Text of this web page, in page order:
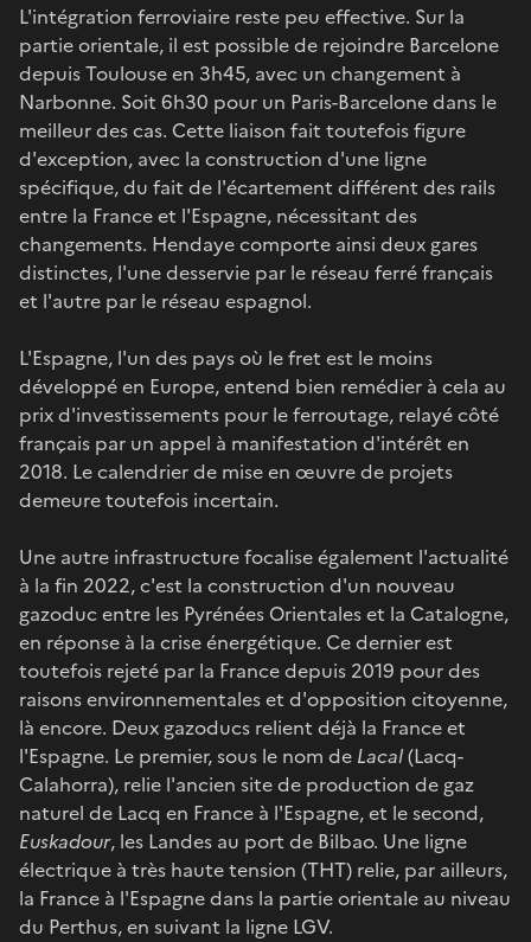
L'intégration ferroviaire reste peu effective. Sur la
partie orientale, il est possible de rejoindre Barcelone
depuis Toulouse en 3h45, avec un changement à
Narbonne. Soit 6h30 pour un Paris-Barcelone dans le
meilleur des cas. Cette liaison fait toutefois figure
d'exception, avec la construction d'une ligne
spécifique, du fait de l'écartement différent des rails
entre la France et l'Espagne, nécessitant des
changements. Hendaye comporte ainsi deux gares
distinctes, l'une desservie par le réseau ferré français
et l'autre par le réseau espagnol.
L'Espagne, l'un des pays où le fret est le moins
développé en Europe, entend bien remédier à cela au
prix d'investissements pour le ferroutage, relayé côté
français par un appel à manifestation d'intérêt en
2018. Le calendrier de mise en œuvre de projets
demeure toutefois incertain.
Une autre infrastructure focalise également l'actualité
à la fin 2022, c'est la construction d'un nouveau
gazoduc entre les Pyrénées Orientales et la Catalogne,
en réponse à la crise énergétique. Ce dernier est
toutefois rejeté par la France depuis 2019 pour des
raisons environnementales et d'opposition citoyenne,
là encore. Deux gazoducs relient déjà la France et
l'Espagne. Le premier, sous le nom de Lacal(Lacq-
Calahorra), relie l'ancien site de production de gaz
naturel de Lacq en France à l'Espagne, et le second,
Euskadour, les Landes au port de Bilbao. Une ligne
électrique à très haute tension (THT) relie, par ailleurs,
la France à l'Espagne dans la partie orientale au niveau
du Perthus, en suivant la ligne LGV.